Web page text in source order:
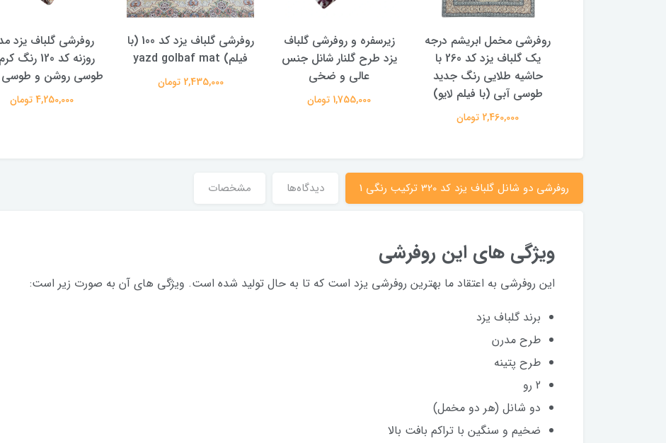
روفرشی مخمل ابریشم درجه
یک گلباف یزد کد 260 با
حاشیه طلایی رنگ جدید
طوسی آبی (با فیلم لایو)
2,460,000 تومان
زیرسفره و روفرشی گلباف
یزد طرح گلنار شانل جنس
عالی و ضخی
1,755,000 تومان
روفرشی گلباف یزد کد 100 (با
فیلم) yazd golbaf mat
2,435,000 تومان
روفرشی گلباف یزد
روزنه کد 120
طوسی روشن و طوسی
4,250,000 تومان
روفرشی دو شانل گلباف یزد کد 320 ترکیب رنگی 1 دیدگاه‌ها مشخصات
ویژگی های این روفرشی
این روفرشی به اعتقاد ما بهترین روفرشی یزد است که تا به حال تولید شده است. ویژگی های آن به صورت زیر است:
برند گلباف یزد
طرح مدرن
طرح پتینه
2 رو
دو شانل (هر دو مخمل)
ضخیم و سنگین با تراکم بافت بالا